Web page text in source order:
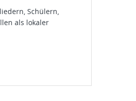
Schülern,
als lokaler